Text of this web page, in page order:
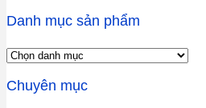
Danh mục sản phẩm
Chuyên mục